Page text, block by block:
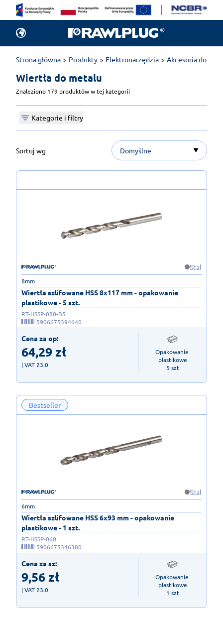
Strona główna Produkty Elektronarzędzia Akcesoria do
Wiertła do metalu
Znaleziono 179 produktów w tej kategorii
Kategorie i filtry
Sortuj wg Domyślne
Stal
Wiertła szlifowane HSS 8x117 mm - opakowanie
plastikowe - 5 szt.
8mm
RT-HSSP-080-B5
5906675394640
Cena za op:
64,29zł
| VAT 23.0
Opakowanie
plastikowe
5 szt
Bestseller
Stal
Wiertła szlifowane HSS 6x93 mm - opakowanie
plastikowe - 1 szt.
6mm
RT-HSSP-060
5906675346380
Cena za sz:
9,56zł
| VAT 23.0
Opakowanie
plastikowe
1 szt